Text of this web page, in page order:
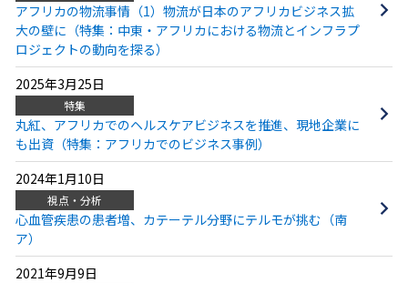
アフリカの物流事情（1）物流が日本のアフリカビジネス拡
大の壁に（特集：中東・アフリカにおける物流とインフラプ
ロジェクトの動向を探る）
2025年3月25日
特集
丸紅、アフリカでのヘルスケアビジネスを推進、現地企業に
も出資（特集：アフリカでのビジネス事例）
2024年1月10日
視点・分析
心血管疾患の患者増、カテーテル分野にテルモが挑む（南
ア）
2021年9月9日